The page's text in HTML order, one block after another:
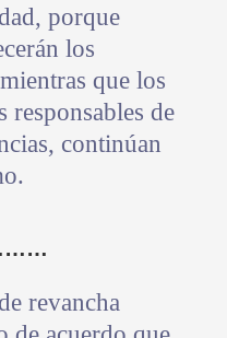
porque
los
que los
responsables de
continúan
revancha